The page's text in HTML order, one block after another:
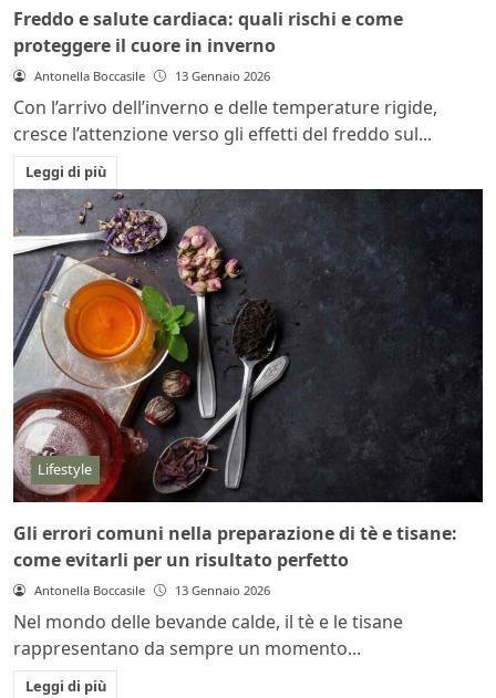
Freddo e salute cardiaca: quali rischi e come
proteggere il cuore in inverno
Antonella Boccasile 13 Gennaio 2026
Con l’arrivo dell’inverno e delle temperature rigide,
cresce l’attenzione verso gli effetti del freddo sul...
Leggi di più
Lifestyle
Gli errori comuni nella preparazione di tè e tisane:
come evitarli per un risultato perfetto
Antonella Boccasile 13 Gennaio 2026
Nel mondo delle bevande calde, il tè e le tisane
rappresentano da sempre un momento...
Leggi di più